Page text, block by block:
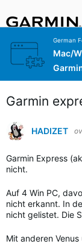
German
Mac/
Garmin
HADIZET
Garmin Express
nicht.
Auf 4 Win PC,
nicht erkannt. In
nicht gelistet. Die
Mit anderen